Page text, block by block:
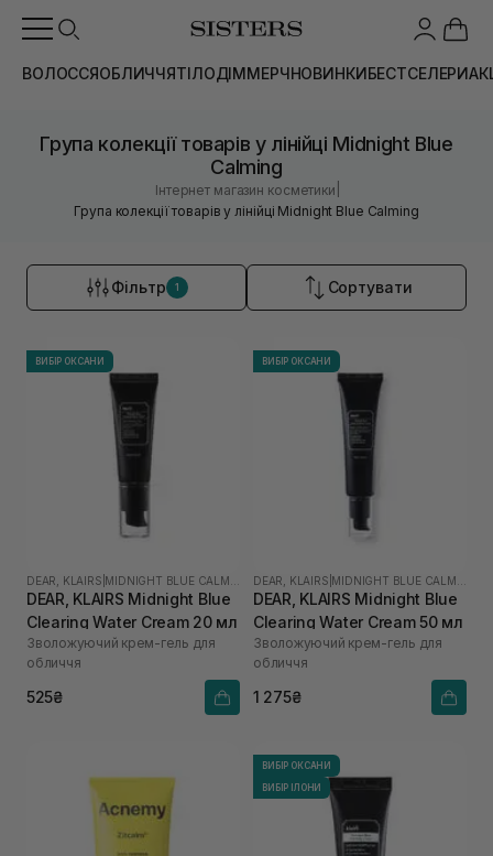
ВОЛОССЯОБЛИЧЧЯТІЛОДІММЕРЧНОВИНКИБЕСТСЕЛЕРИ
Група колекції товарів у лінійці Midnight Blue
Calming
Інтернет магазин косметики
Група колекції товарів у лінійці Midnight Blue Calming
Фільтр 1 Сортувати
ВИБІР ОКСАНИ
DEAR, KLAIRS
DEAR, KLAIRS Midnight Blue
Clearing Water Cream 20 мл
Зволожуючий крем-гель для
обличчя
525₴
ВИБІР ОКСАНИ
DEAR, KLAIRS
DEAR, KLAIRS Midnight Blue
Clearing Water Cream 50 мл
Зволожуючий крем-гель для
обличчя
1 275₴
ВИБІР ОКСАНИ
ВИБІР ІЛОНИ